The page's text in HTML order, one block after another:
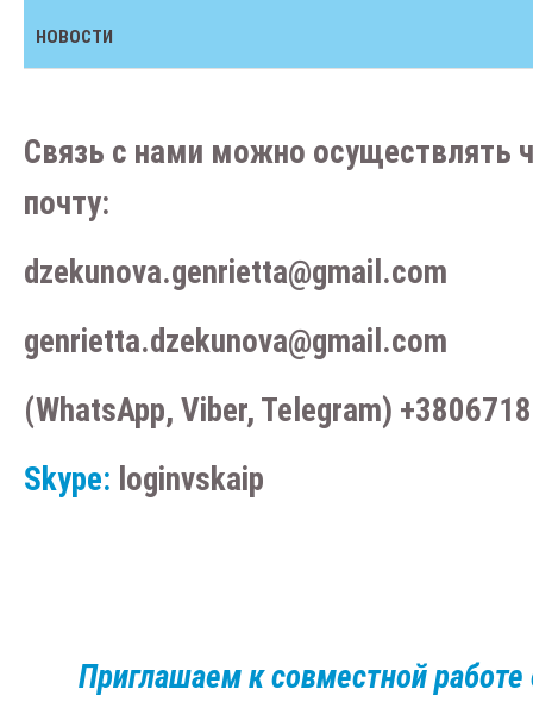
НОВОСТИ
Связь с нами можно осуществлять
почту:
dzekunova.genrietta@gmail.com
genrietta.dzekunova@gmail.com
(WhatsApp, Viber, Telegram)
Skype: loginvskaip
Приглашаем к совместной работе